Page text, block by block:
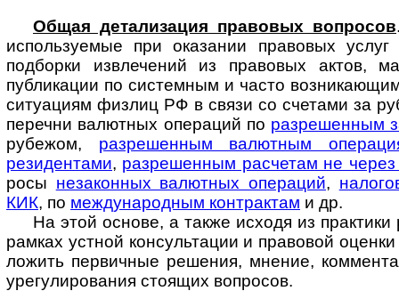
Общая детализация правовых вопросов
исполь­зуемые при оказании право­вых услуг
подборки извле­чений из правовых актов,
публи­кации по систем­ным и часто
ситу­ациям физлиц РФ в связи со счетами за
перечни валютных операций по разре­шенным
рубежом, разре­шенным валют­ным
резиден­тами, разре­шенным рас­четам не
росы неза­конных валют­ных опера­ций,
КИК, по междуна­родным конт­рактам и др.
На этой основе, а также исходя из
рамках устной консуль­тации и право­вой
ложить первич­ные решения, мнение,
уре­гу­ли­рования стоящих вопросов.